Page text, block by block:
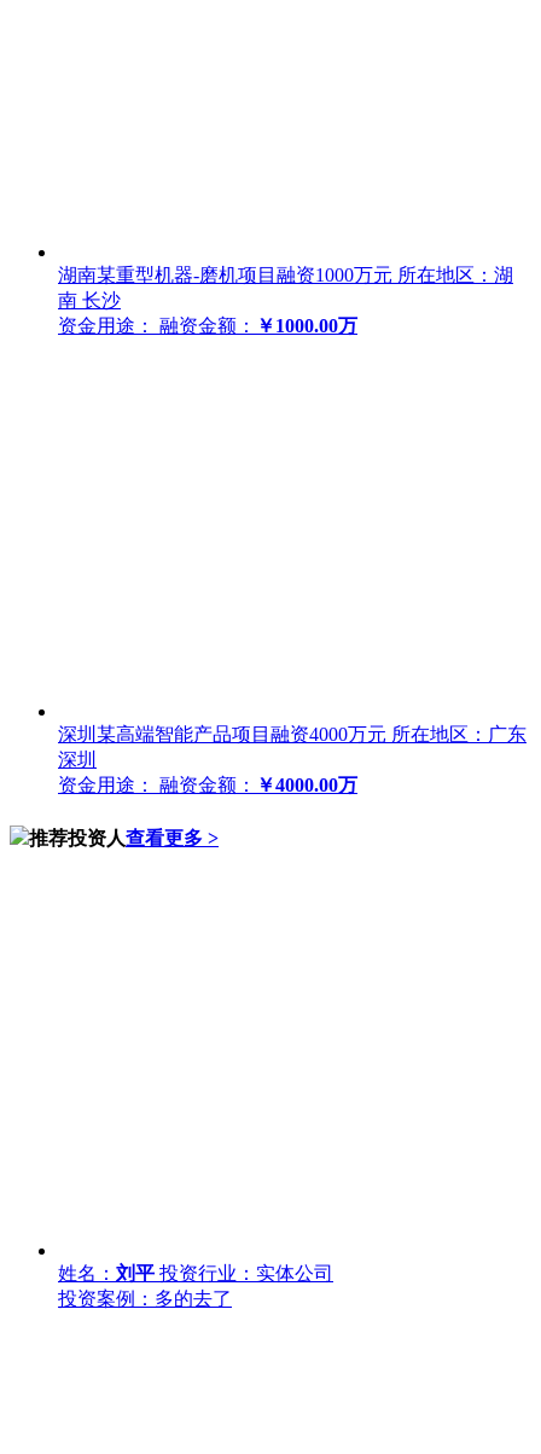
湖南某重型机器-磨机项目融资1000万元 所在地区：湖
南 长沙
资金用途：
融资金额： ￥1000.00万
深圳某高端智能产品项目融资4000万元 所在地区：广东
深圳
资金用途：
融资金额： ￥4000.00万
推荐投资人查看更多 >
姓名： 刘平 投资行业：实体公司
投资案例：多的去了